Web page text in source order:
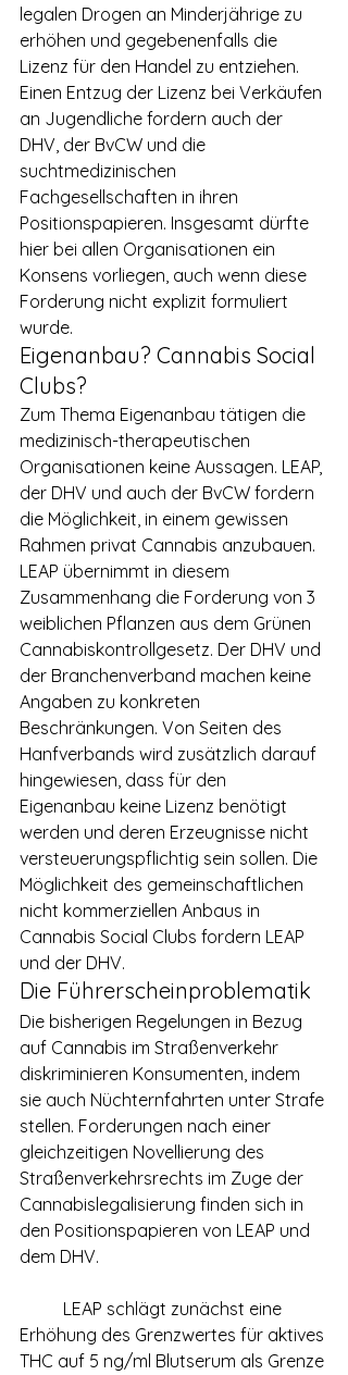
legalen Drogen an Minderjährige zu
erhöhen und gegebenenfalls die
Lizenz für den Handel zu entziehen.
Einen Entzug der Lizenz bei Verkäufen
an Jugendliche fordern auch der
DHV, der BvCW und die
suchtmedizinischen
Fachgesellschaften in ihren
Positionspapieren. Insgesamt dürfte
hier bei allen Organisationen ein
Konsens vorliegen, auch wenn diese
Forderung nicht explizit formuliert
wurde.
Eigenanbau? Cannabis Social
Clubs?
Zum Thema Eigenanbau tätigen die
medizinisch-therapeutischen
Organisationen keine Aussagen. LEAP,
der DHV und auch der BvCW fordern
die Möglichkeit, in einem gewissen
Rahmen privat Cannabis anzubauen.
LEAP übernimmt in diesem
Zusammenhang die Forderung von 3
weiblichen Pflanzen aus dem Grünen
Cannabiskontrollgesetz. Der DHV und
der Branchenverband machen keine
Angaben zu konkreten
Beschränkungen. Von Seiten des
Hanfverbands wird zusätzlich darauf
hingewiesen, dass für den
Eigenanbau keine Lizenz benötigt
werden und deren Erzeugnisse nicht
versteuerungspflichtig sein sollen. Die
Möglichkeit des gemeinschaftlichen
nicht kommerziellen Anbaus in
Cannabis Social Clubs fordern LEAP
und der DHV.
Die Führerscheinproblematik
Die bisherigen Regelungen in Bezug
auf Cannabis im Straßenverkehr
diskriminieren Konsumenten, indem
sie auch Nüchternfahrten unter Strafe
stellen. Forderungen nach einer
gleichzeitigen Novellierung des
Straßenverkehrsrechts im Zuge der
Cannabislegalisierung finden sich in
den Positionspapieren von LEAP und
dem DHV.
Erhöhung des Grenzwertes für aktives
THC auf 5 ng/ml Blutserum als Grenze